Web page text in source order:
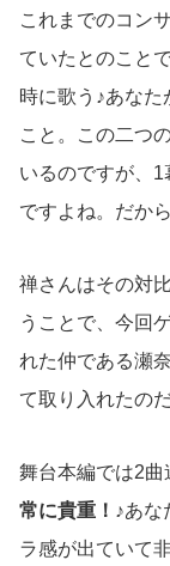
これまでのコン
ていたとのこと
時に歌う♪あな
こと。この二つ
いるのですが、1
ですよね。だか
禅さんはその対
うことで、今回
れた仲である瀬
て取り入れたの
舞台本編では2
常に貴重！ ♪あな
ラ感が出ていて